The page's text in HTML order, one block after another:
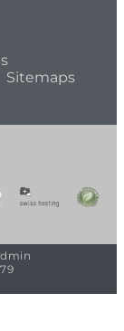
Sitemaps